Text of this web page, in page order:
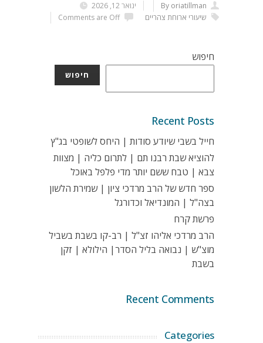
ינואר 12, 2026
By oriatillman
Comments are Off
שיעורי ארוחת צהריים
חיפוש
חיפוש
Recent Posts
חייל בשבי שיודע סודות | היחס לשופטי בג"ץ
להוציא שבת רבנו תם | לתרום כליה | מצוות
צבא | טבח ששם יותר מדי פלפל באוכל
ספר חדש של הרב מרדכי ציון | שמירת הלשון
בצה"ל | המונדיאל וכדורגל
פרשת קרח
הרב מרדכי אליהו זצ"ל | רב-קו בשבת בשביל
מוצ"ש | נבואה בליל הסדר| הילולא | זקן
בשבת
Recent Comments
Categories